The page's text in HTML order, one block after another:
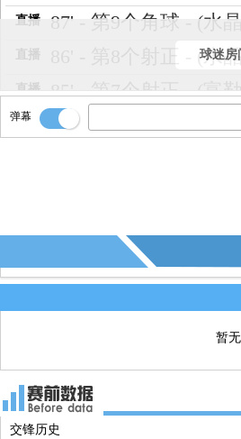
直播 87' - 第9个角球 - (水
直播 86' - 第8个射正 - (水晶
直播 85' - 第7个射正 - (富
直播 82' - 第12个射偏 - (富
球迷房
弹幕
暂
交锋历史